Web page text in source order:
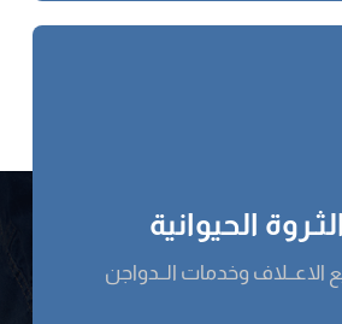
الحيوانية
الاعــلاف وخدمات الــدواجن